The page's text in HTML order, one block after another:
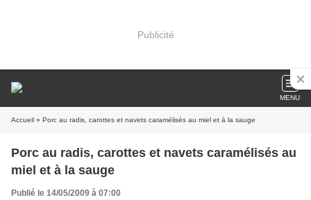
Publicité
MENU
Accueil » Porc au radis, carottes et navets caramélisés au miel et à la sauge
Porc au radis, carottes et navets caramélisés au
miel et à la sauge
Publié le 14/05/2009 à 07:00